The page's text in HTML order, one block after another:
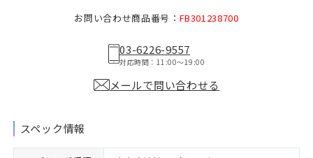
お問い合わせ商品番号： FB301238700
03-6226-9557
対応時間：11:00〜19:00
メールで問い合わせる
スペック情報